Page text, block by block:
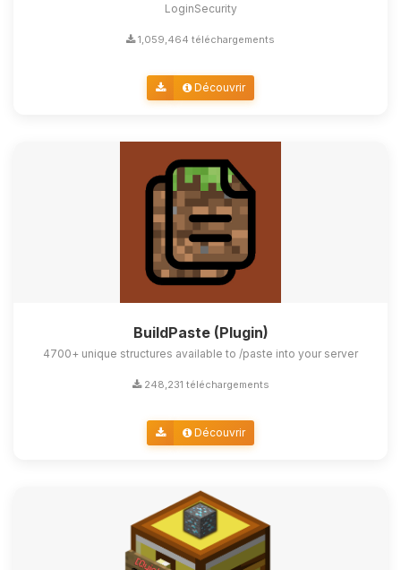
LoginSecurity
1,059,464 téléchargements
Découvrir
BuildPaste (Plugin)
4700+ unique structures available to /paste into your server
248,231 téléchargements
Découvrir